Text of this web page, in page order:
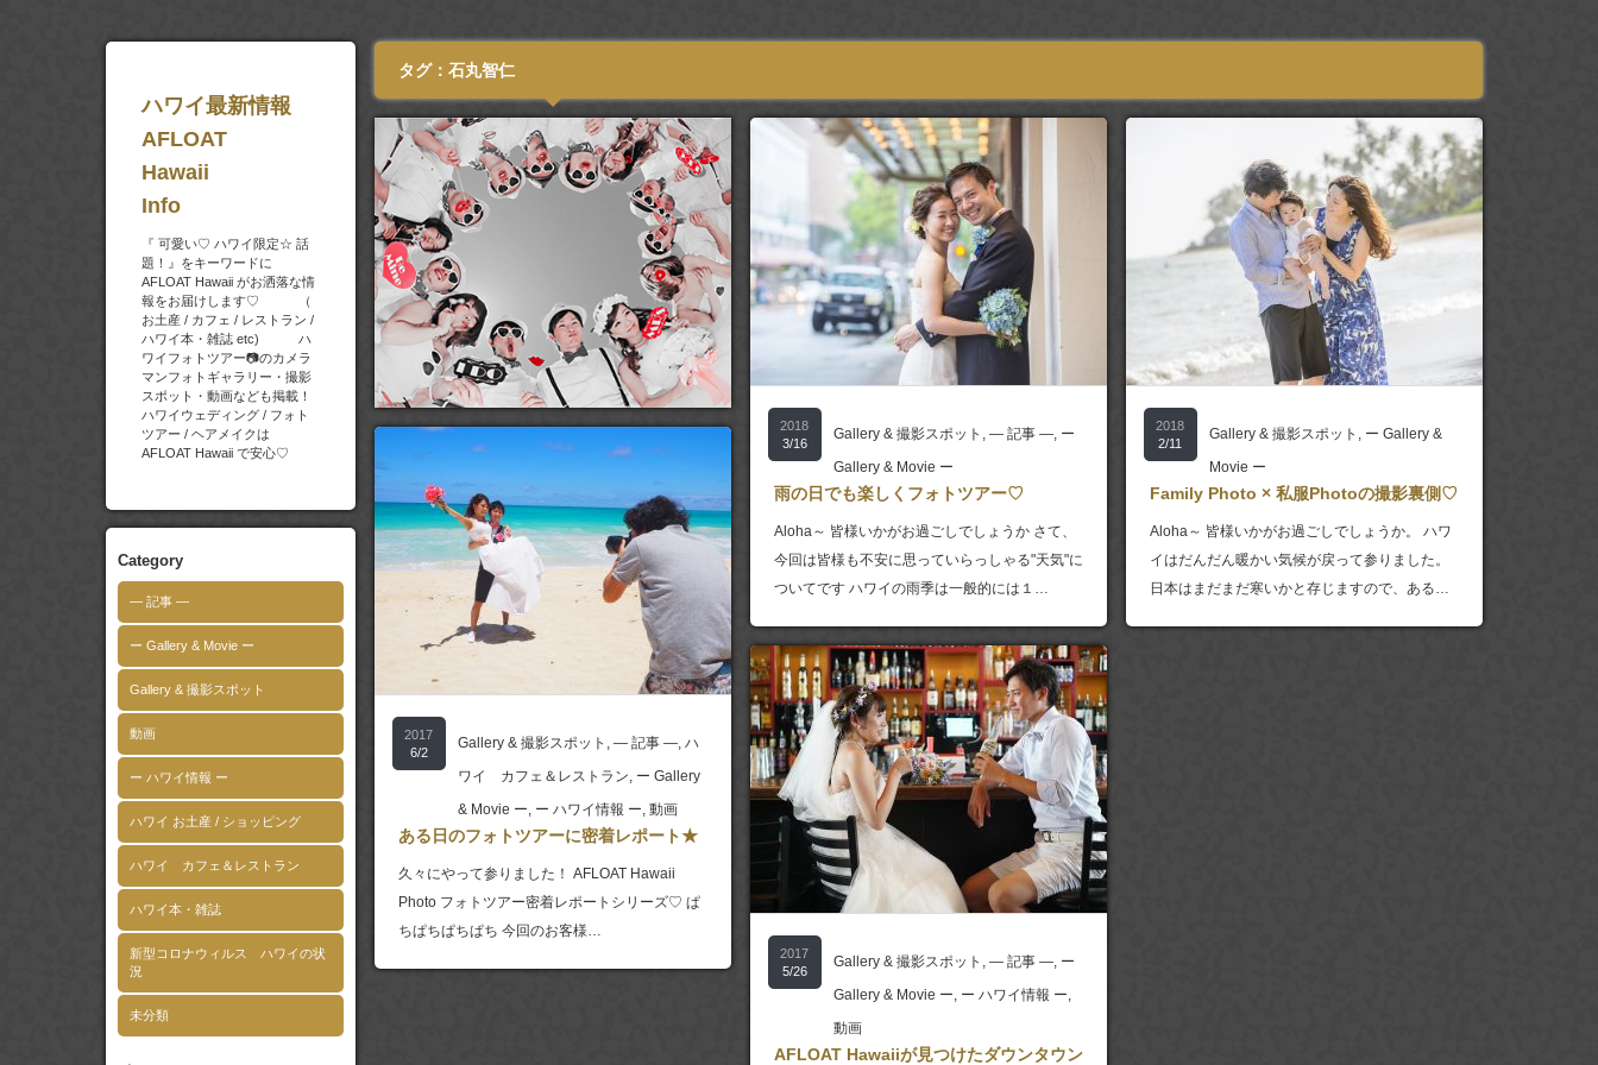
ハワイ最新情報
AFLOAT
Hawaii
Info
『 可愛い♡ ハワイ限定☆ 話
題！』をキーワードに
AFLOAT Hawaii がお洒落な情
報をお届けします♡ （
お土産 / カフェ / レストラン /
ハワイ本・雑誌 etc) ハ
ワイフォトツアー📷のカメラ
マンフォトギャラリー・撮影
スポット・動画なども掲載！
ハワイウェディング / フォト
ツアー / ヘアメイクは
AFLOAT Hawaii で安心♡
Category
― 記事 ―
ー Gallery & Movie ー
Gallery & 撮影スポット
動画
ー ハワイ情報 ー
ハワイ お土産 / ショッピング
ハワイ カフェ＆レストラン
ハワイ本・雑誌
新型コロナウィルス ハワイの状
況
未分類
タグ：石丸智仁
2018
3/16
Gallery & 撮影スポット , ― 記事 ―, ー
Gallery & Movie ー
雨の日でも楽しくフォトツアー♡
Aloha～ 皆様いかがお過ごしでしょうか さて、
今回は皆様も不安に思っていらっしゃる"天気"に
ついてです ハワイの雨季は一般的には１…
2018
2/11
Gallery & 撮影スポット , ー Gallery &
Movie ー
Family Photo × 私服Photoの撮影裏側♡
Aloha～ 皆様いかがお過ごしでしょうか。 ハワ
イはだんだん暖かい気候が戻って参りました。
日本はまだまだ寒いかと存じますので、ある…
2017
6/2
Gallery & 撮影スポット , ― 記事 ―, ハ
ワイ カフェ＆レストラン, ー Gallery
& Movie ー, ー ハワイ情報 ー, 動画
ある日のフォトツアーに密着レポート★
久々にやって参りました！ AFLOAT Hawaii
Photo フォトツアー密着レポートシリーズ♡ ぱ
ちぱちぱちぱち 今回のお客様…
2017
5/26
Gallery & 撮影スポット , ― 記事 ―, ー
Gallery & Movie ー, ー ハワイ情報 ー,
動画
AFLOAT Hawaiiが見つけたダウンタウン